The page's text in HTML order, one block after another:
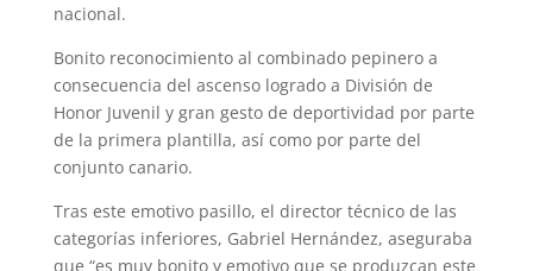
nacional.
Bonito reconocimiento al combinado pepinero a
consecuencia del ascenso logrado a División de
Honor Juvenil y gran gesto de deportividad por parte
de la primera plantilla, así como por parte del
conjunto canario.
Tras este emotivo pasillo, el director técnico de las
categorías inferiores, Gabriel Hernández, aseguraba
que “es muy bonito y emotivo que se produzcan este